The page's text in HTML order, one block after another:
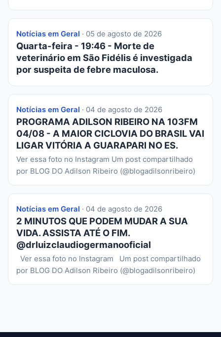
Notícias em Geral · 05 de agosto de 2026
Quarta-feira - 19:46 - Morte de
veterinário em São Fidélis é investigada
por suspeita de febre maculosa.
Notícias em Geral · 04 de agosto de 2026
PROGRAMA ADILSON RIBEIRO NA 103FM
04/08 - A MAIOR CICLOVIA DO BRASIL VAI
LIGAR VITÓRIA A GUARAPARI NO ES.
Ver essa foto no Instagram Um post compartilhado
por BLOG DO Adilson Ribeiro (@blogadilsonribeiro)
Notícias em Geral · 04 de agosto de 2026
2 MINUTOS QUE PODEM MUDAR A SUA
VIDA. ASSISTA ATÉ O FIM.
@drluizclaudiogermanooficial
Ver essa foto no Instagram Um post compartilhado
por BLOG DO Adilson Ribeiro (@blogadilsonribeiro)